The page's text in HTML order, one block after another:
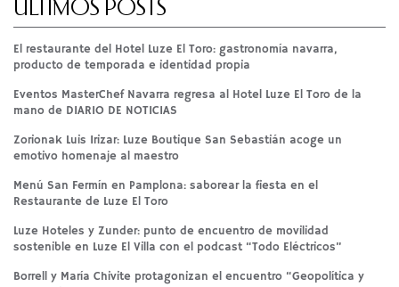
ÚLTIMOS POSTS
El restaurante del Hotel Luze El Toro: gastronomía navarra,
producto de temporada e identidad propia
Eventos MasterChef Navarra regresa al Hotel Luze El Toro de la
mano de DIARIO DE NOTICIAS
Zorionak Luis Irizar: Luze Boutique San Sebastián acoge un
emotivo homenaje al maestro
Menú San Fermín en Pamplona: saborear la fiesta en el
Restaurante de Luze El Toro
Luze Hoteles y Zunder: punto de encuentro de movilidad
sostenible en Luze El Villa con el podcast “Todo Eléctricos”
Borrell y María Chivite protagonizan el encuentro “Geopolítica y